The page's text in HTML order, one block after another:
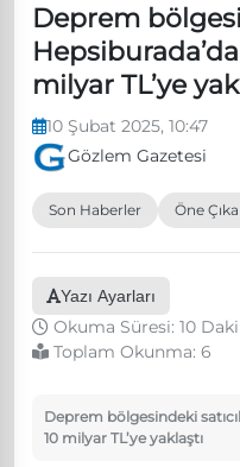
Ünlü çift bir etkinliğe
Boykot
Deprem
milyar TL’ye
10 Şubat 2025, 10:47
Gözlem Gazetesi
Son Haberler Öne
Yazı Ayarları
Okuma Süresi: 10
Toplam Okunma: 6
Deprem bölgesindeki
10 milyar TL’ye yaklaştı